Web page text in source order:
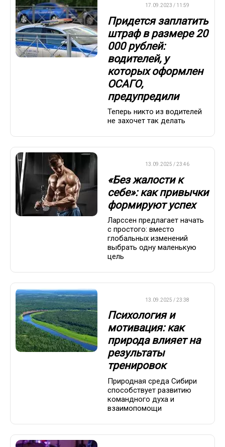
17.09.2023 / 11:59
Придется заплатить
штраф в размере 20
000 рублей:
водителей, у
которых оформлен
ОСАГО,
предупредили
Теперь никто из водителей
не захочет так делать
13.09.2025 / 23:46
«Без жалости к
себе»: как привычки
формируют успех
Ларссен предлагает начать
с простого: вместо
глобальных изменений
выбрать одну маленькую
цель
13.09.2025 / 23:38
Психология и
мотивация: как
природа влияет на
результаты
тренировок
Природная среда Сибири
способствует развитию
командного духа и
взаимопомощи